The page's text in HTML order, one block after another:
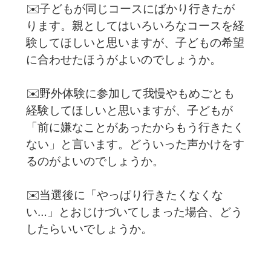
✉️子どもが同じコースにばかり行きたが
ります。親としてはいろいろなコースを経
験してほしいと思いますが、子どもの希望
に合わせたほうがよいのでしょうか。
✉️野外体験に参加して我慢やもめごとも
経験してほしいと思いますが、子どもが
「前に嫌なことがあったからもう行きたく
ない」と言います。どういった声かけをす
るのがよいのでしょうか。
✉️当選後に「やっぱり行きたくなくな
い…」とおじけづいてしまった場合、どう
したらいいでしょうか。